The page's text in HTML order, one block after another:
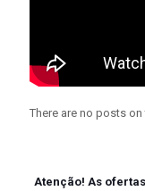
There are no posts on
Atenção! As